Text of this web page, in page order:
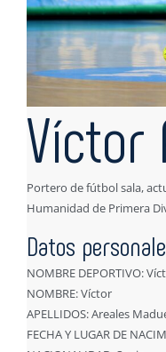
Víctor
Portero de fútbol sala,
Humanidad de Primera
Datos
NOMBRE DEPORTIVO:
NOMBRE: Víctor
APELLIDOS: Areales
FECHA Y LUGAR DE